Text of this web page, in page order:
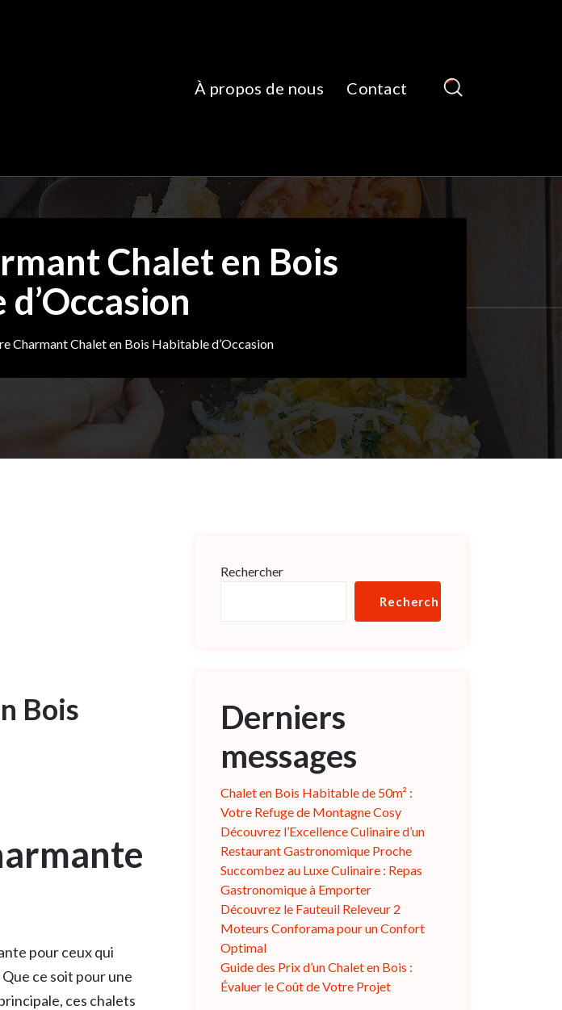
À propos de nous Contact
Chalet en Bois
Charmant Chalet en Bois Habitable d’Occasion
Bois
pour ceux qui
ce soit pour une
ces chalets
Rechercher
Rechercher
Derniers
messages
Chalet en Bois Habitable de 50m² :
Votre Refuge de Montagne Cosy
Découvrez l’Excellence Culinaire d’un
Restaurant Gastronomique Proche
Succombez au Luxe Culinaire : Repas
Gastronomique à Emporter
Découvrez le Fauteuil Releveur 2
Moteurs Conforama pour un Confort
Optimal
Guide des Prix d’un Chalet en Bois :
Évaluer le Coût de Votre Projet